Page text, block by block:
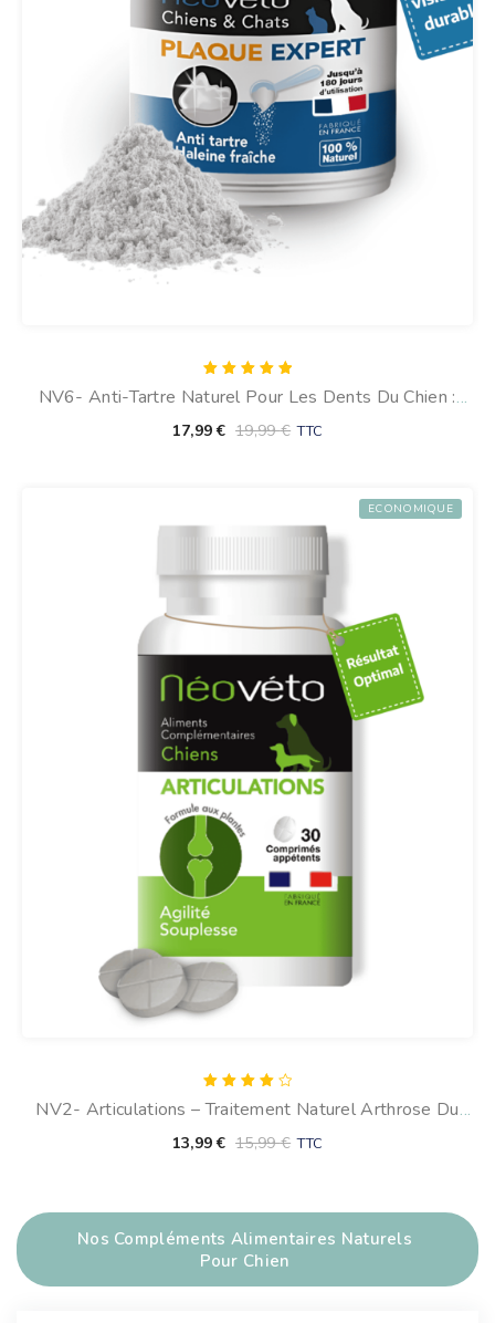
5.00
NV6- Anti-Tartre Naturel Pour Les Dents Du Chien :
Plaque Expert Format Éco
17,99€ 19,99€ TTC
ECONOMIQUE
4.00
NV2- Articulations – Traitement Naturel Arthrose Du
Chien (30 Comprimés)
13,99€ 15,99€ TTC
Nos Compléments Alimentaires Naturels
Pour Chien